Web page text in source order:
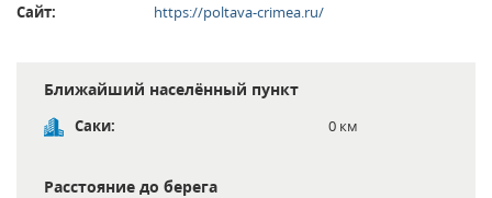
Сайт:
https://poltava-crimea.ru/
Ближайший населённый пункт
Саки: 0 км
Расстояние до берега